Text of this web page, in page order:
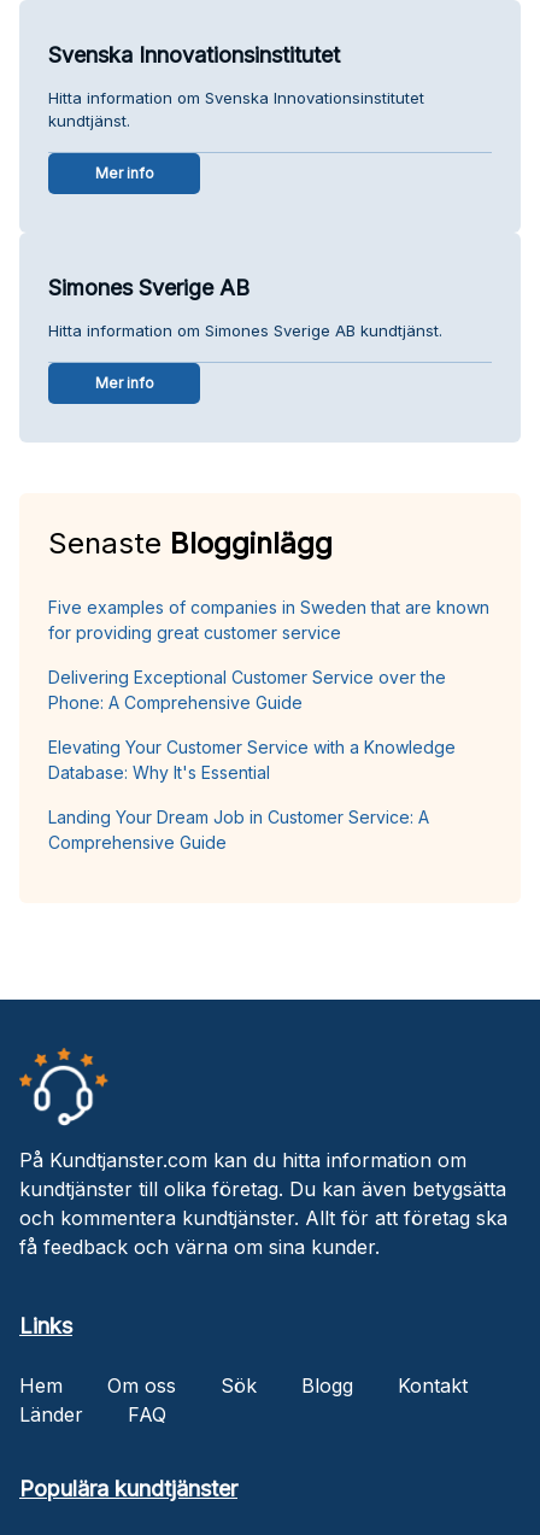
Svenska Innovationsinstitutet
Hitta information om Svenska Innovationsinstitutet
kundtjänst.
Mer info
Simones Sverige AB
Hitta information om Simones Sverige AB kundtjänst.
Mer info
Senaste Blogginlägg
Five examples of companies in Sweden that are known
for providing great customer service
Delivering Exceptional Customer Service over the
Phone: A Comprehensive Guide
Elevating Your Customer Service with a Knowledge
Database: Why It's Essential
Landing Your Dream Job in Customer Service: A
Comprehensive Guide
På Kundtjanster.com kan du hitta information om
kundtjänster till olika företag. Du kan även betygsätta
och kommentera kundtjänster. Allt för att företag ska
få feedback och värna om sina kunder.
Links
Hem Om oss Sök Blogg
Kontakt
Länder
FAQ
Populära kundtjänster